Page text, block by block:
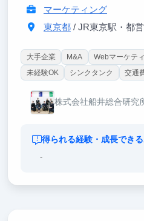
マーケティング
東京都/ JR東京駅・都営地下
大手企業 M&A Webマーケテ
未経験OK
シンクタンク 交通
株式会社船井総合研究
得られる経験・成長でき
-